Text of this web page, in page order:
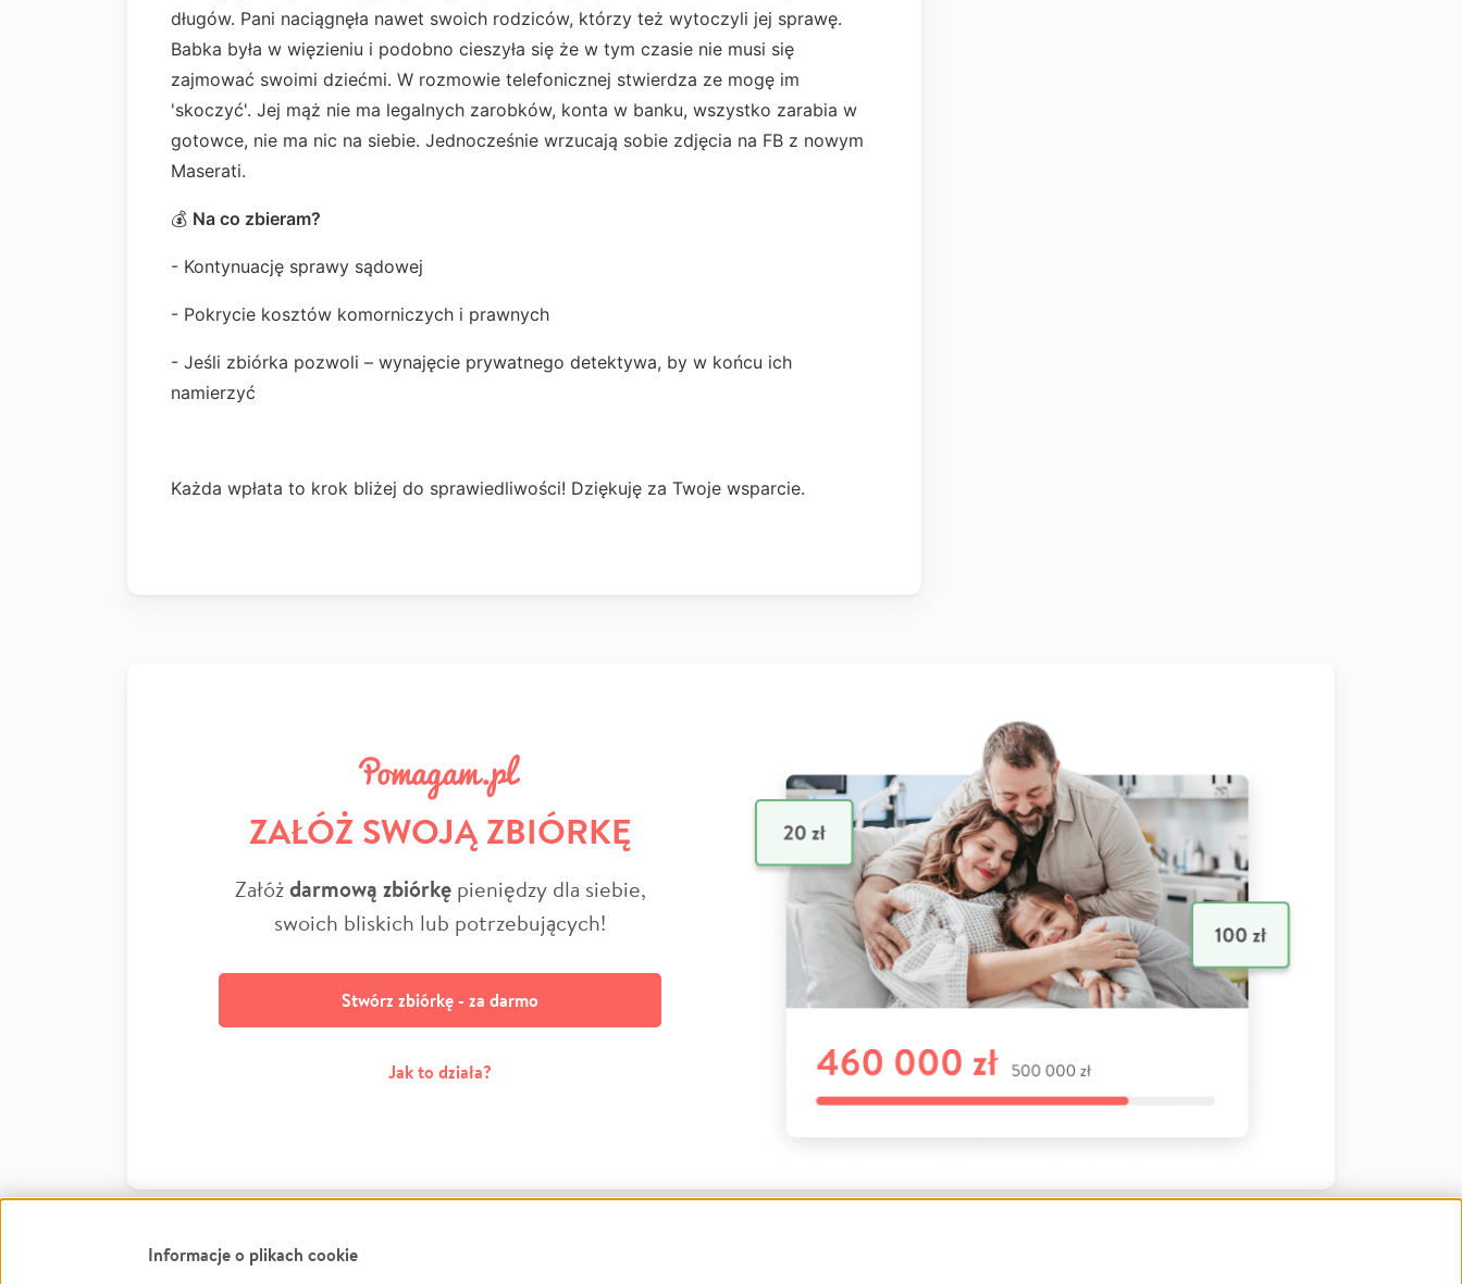
długów. Pani naciągnęła nawet swoich rodziców, którzy też wytoczyli jej sprawę.
Babka była w więzieniu i podobno cieszyła się że w tym czasie nie musi się
zajmować swoimi dziećmi. W rozmowie telefonicznej stwierdza ze mogę im
'skoczyć'. Jej mąż nie ma legalnych zarobków, konta w banku, wszystko zarabia w
gotowce, nie ma nic na siebie. Jednocześnie wrzucają sobie zdjęcia na FB z nowym
Maserati.
💰 Na co zbieram?
- Kontynuację sprawy sądowej
- Pokrycie kosztów komorniczych i prawnych
- Jeśli zbiórka pozwoli – wynajęcie prywatnego detektywa, by w końcu ich
namierzyć
Każda wpłata to krok bliżej do sprawiedliwości! Dziękuję za Twoje wsparcie.
ZAŁÓŻ SWOJĄ ZBIÓRKĘ
Załóżdarmową zbiórkępieniędzy dla siebie,
swoich bliskich lub potrzebujących!
Stwórz zbiórkę - za darmo
Jak to działa?
Informacje o plikach cookie